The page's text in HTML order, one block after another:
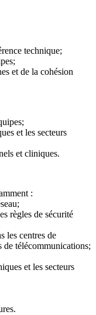
technique;
et de la cohésion
et les secteurs
et cliniques.
:
règles de sécurité
centres de
télécommunications;
et les secteurs